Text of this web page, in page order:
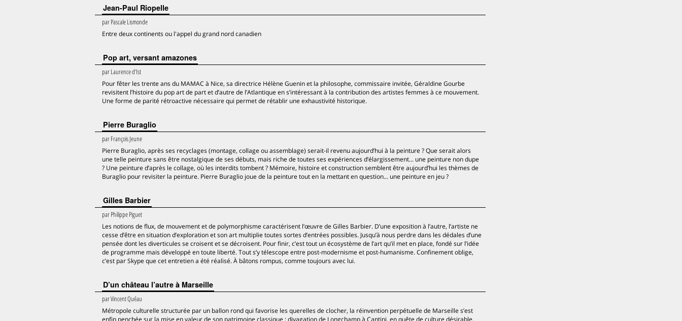
Jean-Paul Riopelle
parPascale Lismonde
Entre deux continents ou l'appel du grand nord canadien
Pop art, versant amazones
parLaurence d'Ist
Pour fêter les trente ans du MAMAC à Nice, sa directrice Hélène Guenin et la philosophe, commissaire invitée, Géraldine Gourbe
revisitent l’histoire du pop art de part et d’autre de l’Atlantique en s’intéressant à la contribution des artistes femmes à ce mouvement.
Une forme de parité rétroactive nécessaire qui permet de rétablir une exhaustivité historique.
Pierre Buraglio
parFrançois Jeune
Pierre Buraglio, après ses recyclages (montage, collage ou assemblage) serait-il revenu aujourd’hui à la peinture ? Que serait alors
une telle peinture sans être nostalgique de ses débuts, mais riche de toutes ses expériences d’élargissement... une peinture non dupe
? Une peinture d’après le collage, où les interdits tombent ? Mémoire, histoire et construction semblent être aujourd’hui les thèmes de
Buraglio pour revisiter la peinture. Pierre Buraglio joue de la peinture tout en la mettant en question... une peinture en jeu ?
Gilles Barbier
parPhilippe Piguet
Les notions de flux, de mouvement et de polymorphisme caractérisent l’œuvre de Gilles Barbier. D’une exposition à l’autre, l’artiste ne
cesse d’être en situation d’exploration et son art multiplie toutes sortes d’entrées possibles. Jusqu’à nous perdre dans les dédales d’une
pensée dont les diverticules se croisent et se décroisent. Pour finir, c’est tout un écosystème de l’art qu’il met en place, fondé sur l’idée
de programme mais développé en toute liberté. Tout s’y télescope entre post-modernisme et post-humanisme. Confinement oblige,
c’est par Skype que cet entretien a été réalisé. À bâtons rompus, comme toujours avec lui.
D’un château l’autre à Marseille
parVincent Quéau
Métropole culturelle structurée par un ballon rond qui favorise les querelles de clocher, la réinvention perpétuelle de Marseille s’est
enfin penchée sur la mise en valeur de son patrimoine classique ; divagation de Longchamp à Cantini, en quête de culture désirable.